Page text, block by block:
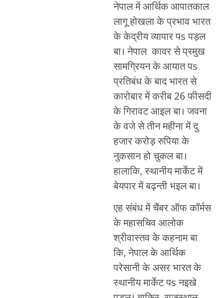
नेपाल में आर्थिक आपातकाल
लागू होखला के प्रभाव भारत
के केद्रीय व्यापार पs पड़ल
बा। नेपाल कावर से प्रमुख
सामग्रियन के आयात पs
प्रतिबंध के बाद भारत से
कारोबार में करीब 26 फीसदी
के गिरावट आइल बा। जवना
के वजे से तीन महीना में दु
हजार करोड़ रुपिया के
नुकसान हो चुकल बा।
हालाकि, स्थानीय मार्केट में
बेयपार में बढ़न्ती भइल बा।
एह संबंध में चैंबर ऑफ कॉर्मस
के महासचिव आलोक
श्रीवास्तव के कहनाम बा
कि, नेपाल के आर्थिक
परेसानी के असर भारत के
स्थानीय मार्केट पs नइखे